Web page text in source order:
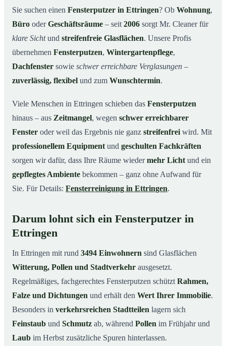
03Unsere Leistungen im Überblick
04Warum Mr. Cleaner in Ettringen?
05So funktioniert’s
07Jetzt kostenloses Angebot einholen
im Einsatz
Sie suchen einen Fensterputzer in Ettringen? Ob Wohnung,
Büro oderGeschäftsräume – seit 2006 sorgt Mr. Cleaner für
klare Sichtund streifenfreie Glasflächen. Unsere Profis
übernehmen Fensterputzen, Wintergartenpflege,
Dachfenster sowie schwer erreichbare Verglasungen –
zuverlässig, flexibel und zum Wunschtermin.
Viele Menschen in Ettringen schieben das Fensterputzen
hinaus – aus Zeitmangel, wegen schwer erreichbarer
Fenster oder weil das Ergebnis nie ganz streifenfrei wird. Mit
professionellem Equipment und geschulten Fachkräften
sorgen wir dafür, dass Ihre Räume wiedermehr Licht und ein
gepflegtes Ambiente bekommen – ganz ohne Aufwand für
Sie. Für Details: Fensterreinigung in Ettringen.
Darum lohnt sich ein Fensterputzer in
Ettringen
In Ettringen mit rund 3494 Einwohnern sind Glasflächen
Witterung, Pollen und Stadtverkehr ausgesetzt.
Regelmäßiges, fachgerechtes Fensterputzen schützt Rahmen,
Falze und Dichtungen und erhält den Wert Ihrer Immobilie.
Besonders in verkehrsreichen Stadtteilen lagern sich
Feinstaub und Schmutz ab, während Pollen im Frühjahr und
Laub im Herbst zusätzliche Spuren hinterlassen.